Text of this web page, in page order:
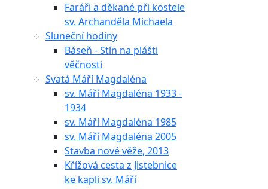
Faráři a děkané při kostele
sv. Archanděla Michaela
Sluneční hodiny
Báseň - Stín na plášti
věčnosti
Svatá Máří Magdaléna
sv. Máří Magdaléna 1933 -
1934
sv. Máří Magdaléna 1985
sv. Máří Magdaléna 2005
Stavba nové věže, 2013
Křížová cesta z Jistebnice
ke kapli sv. Máří